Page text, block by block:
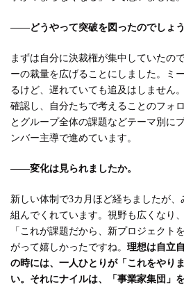
――どうやって突破を図ったのでしょう
まずは自分に決裁権が集中していたの
ーの裁量を広げることにしました。ミ
るけど、遅れていても追及はしません
確認し、自分たちで考えることのフォ
とグループ全体の課題などテーマ別に
ンバー主導で進めています。
――変化は見られましたか。
新しい体制で3カ月ほど経ちましたが
組んでくれています。視野も広くなり
「これが課題だから、新プロジェクト
がって嬉しかったですね。 理想は自立
の時には、一人ひとりが「これをやり
い。それにナイルは、「事業家集団」